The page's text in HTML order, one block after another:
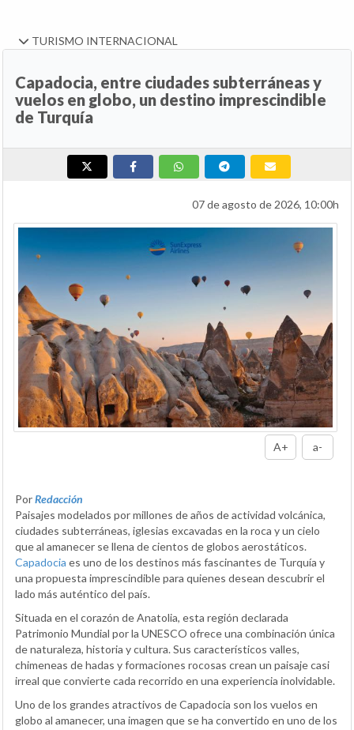
TURISMO INTERNACIONAL
Capadocia, entre ciudades subterráneas y
vuelos en globo, un destino imprescindible
de Turquía
07 de agosto de 2026, 10:00h
A+ a-
PorRedacción
Paisajes modelados por millones de años de actividad volcánica,
ciudades subterráneas, iglesias excavadas en la roca y un cielo
que al amanecer se llena de cientos de globos aerostáticos.
Capadocia es uno de los destinos más fascinantes de Turquía y
una propuesta imprescindible para quienes desean descubrir el
lado más auténtico del país.
Situada en el corazón de Anatolia, esta región declarada
Patrimonio Mundial por la UNESCO ofrece una combinación única
de naturaleza, historia y cultura. Sus característicos valles,
chimeneas de hadas y formaciones rocosas crean un paisaje casi
irreal que convierte cada recorrido en una experiencia inolvidable.
Uno de los grandes atractivos de Capadocia son los vuelos en
globo al amanecer, una imagen que se ha convertido en uno de los